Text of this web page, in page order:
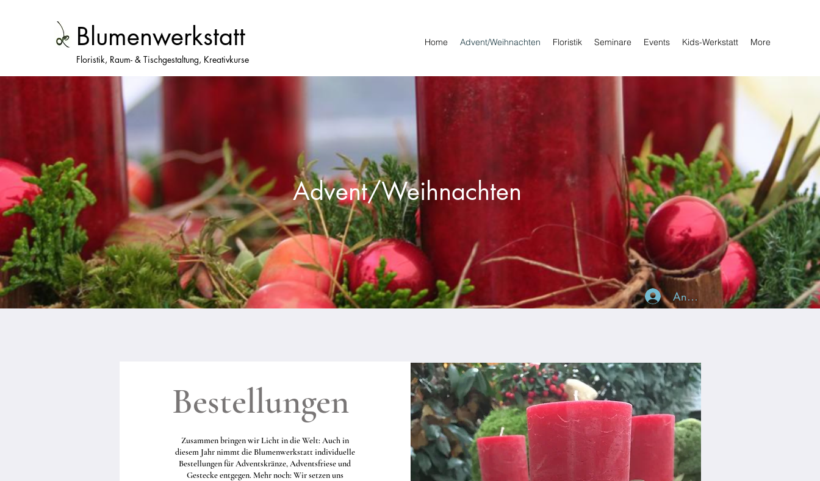
Blumenwerkstatt
Floristik, Raum- & Tischgestaltung, Kreativkurse
Home Advent/Weihnachten Floristik Seminare Events Kids-Werkstatt More
Advent/Weihnachten
Anmelden
Bestellungen
Zusammen bringen wir Licht in die Welt: Auch in
diesem Jahr nimmt die Blumenwerkstatt individuelle
Bestellungen für Adventskränze, Adventsfriese und
Gestecke entgegen. Mehr noch: Wir setzen uns